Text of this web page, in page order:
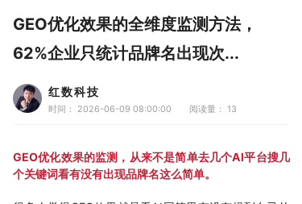
GEO优化效果的全维度监测方法，
62%企业只统计品牌名出现次...
红数科技
时间： 2026-06-09 08:00:00 阅读量： 13
GEO优化效果的监测，从来不是简单去几个AI平台搜几
个关键词看有没有出现品牌名这么简单。